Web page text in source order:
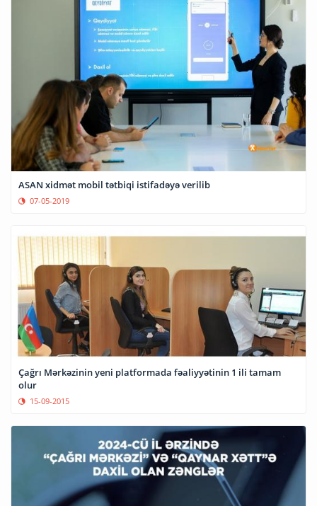
ASAN xidmət mobil tətbiqi istifadəyə verilib
07-05-2019
Çağrı Mərkəzinin yeni platformada fəaliyyətinin 1 ili tamam
olur
15-09-2015